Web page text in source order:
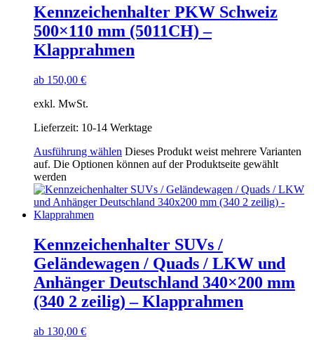
Kennzeichenhalter PKW Schweiz
500×110 mm (5011CH) –
Klapprahmen
ab 150,00 €
exkl. MwSt.
Lieferzeit: 10-14 Werktage
Ausführung wählen Dieses Produkt weist mehrere Varianten
auf. Die Optionen können auf der Produktseite gewählt
werden
Kennzeichenhalter SUVs /
Geländewagen / Quads / LKW und
Anhänger Deutschland 340×200 mm
(340 2 zeilig) – Klapprahmen
ab 130,00 €